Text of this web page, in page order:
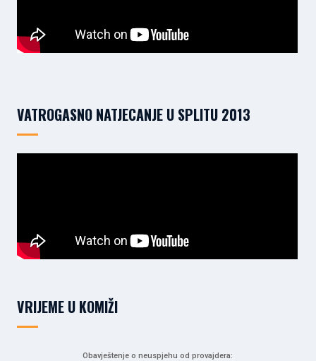
VATROGASNO NATJECANJE U SPLITU 2013
VRIJEME U KOMIŽI
Obavještenje o neuspjehu od provajdera: